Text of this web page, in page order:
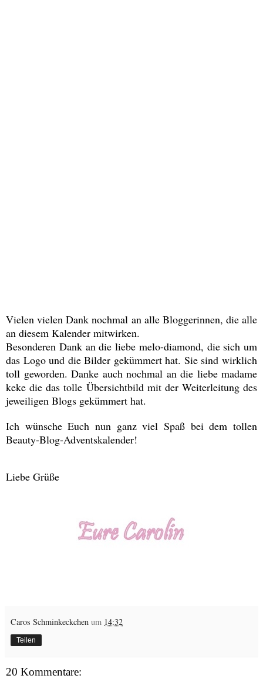
Vielen vielen Dank nochmal an alle Bloggerinnen, die alle
an diesem Kalender mitwirken.
Besonderen Dank an die liebe melo-diamond, die sich um
das Logo und die Bilder gekümmert hat. Sie sind wirklich
toll geworden. Danke auch nochmal an die liebe madame
keke die das tolle Übersichtbild mit der Weiterleitung des
jeweiligen Blogs gekümmert hat.
Ich wünsche Euch nun ganz viel Spaß bei dem tollen
Beauty-Blog-Adventskalender!
Liebe Grüße
Caros Schminkeckchen um 14:32
Teilen
20 Kommentare: